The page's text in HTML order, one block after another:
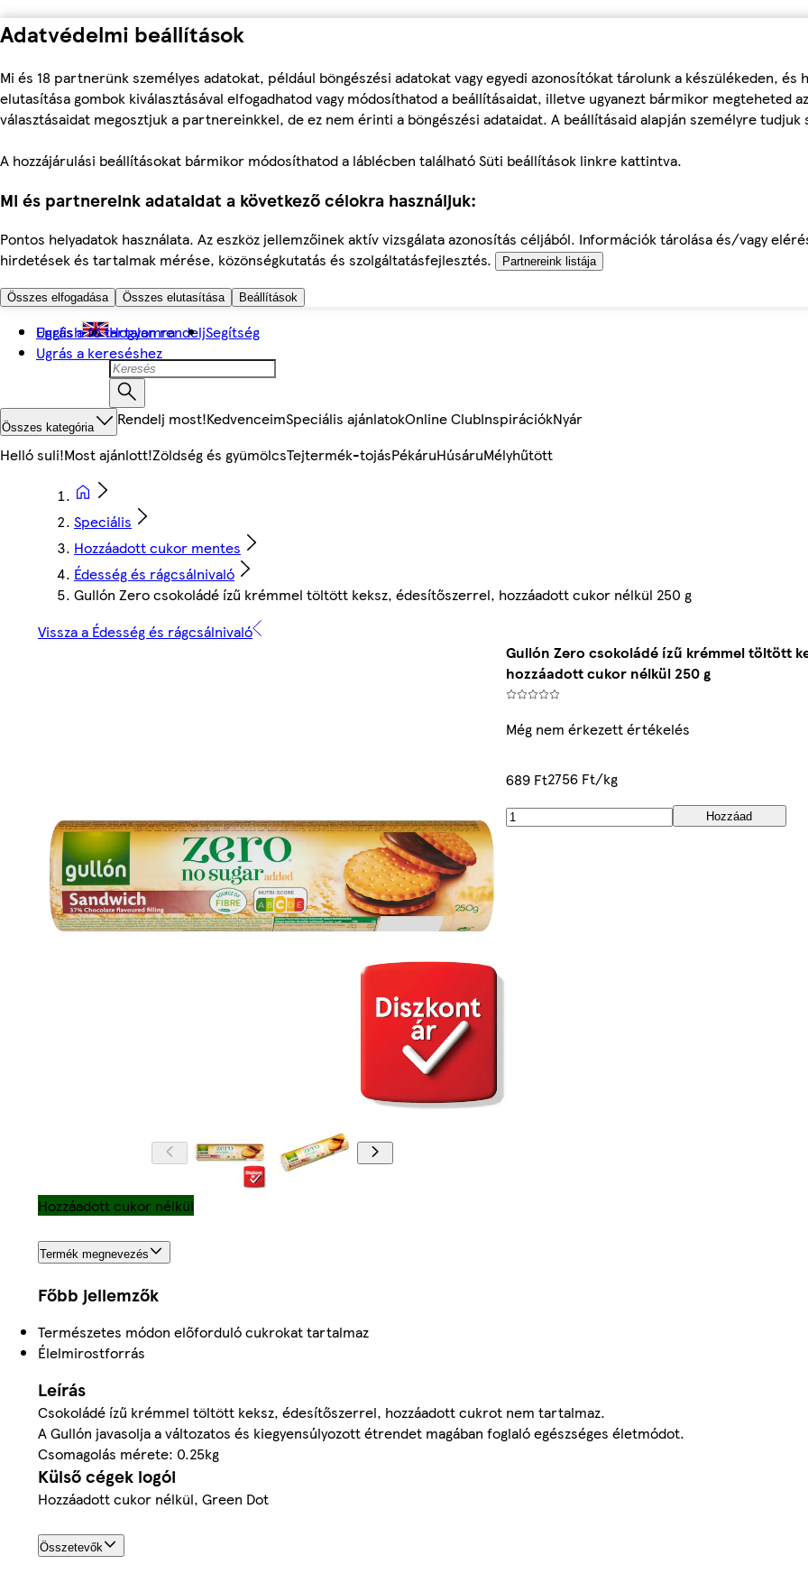
Adatvédelmi beállítások
Mi és 18 partnerünk személyes adatokat, például böngészési adatokat vagy egyedi azonosítókat tárolunk a készülékeden, és
elutasítása gombok kiválasztásával elfogadhatod vagy módosíthatod a beállításaidat, illetve ugyanezt bármikor megteheted
választásaidat megosztjuk a partnereinkkel, de ez nem érinti a böngészési adataidat. A beállításaid alapján személyre tudjuk
A hozzájárulási beállításokat bármikor módosíthatod a láblécben található Süti beállítások linkre kattintva.
Mi és partnereink adataidat a következő célokra használjuk:
Pontos helyadatok használata. Az eszköz jellemzőinek aktív vizsgálata azonosítás céljából. Információk tárolása és/vagy
hirdetések és tartalmak mérése, közönségkutatás és szolgáltatásfejlesztés.
Partnereink listája
Összes elfogadása Összes elutasítása Beállítások
Ugrás a fő tartalomra
Ugrás a kereséshez
English Hogyan rendeljSegítség
Összes kategória Rendelj most!KedvenceimSpeciális ajánlatokOnline ClubInspirációkNyár
Helló suli!Most ajánlott!Zöldség és gyümölcsTejtermék-tojásPékáruHúsáruMélyhűtött
Speciális
Hozzáadott cukor mentes
Édesség és rágcsálnivaló
Gullón Zero csokoládé ízű krémmel töltött keksz, édesítőszerrel, hozzáadott cukor nélkül 250 g
Vissza a Édesség és rágcsálnivaló
Gullón Zero csokoládé ízű krémmel töltött
hozzáadott cukor nélkül 250 g
Még nem érkezett értékelés
689 Ft2756 Ft/kg
Hozzáad
Hozzáadott cukor nélkül
Termék megnevezés
Főbb jellemzők
Természetes módon előforduló cukrokat tartalmaz
Élelmirostforrás
Leírás
Csokoládé ízű krémmel töltött keksz, édesítőszerrel, hozzáadott cukrot nem tartalmaz.
A Gullón javasolja a változatos és kiegyensúlyozott étrendet magában foglaló egészséges életmódot.
Csomagolás mérete: 0.25kg
Külső cégek logói
Hozzáadott cukor nélkül, Green Dot
Összetevők